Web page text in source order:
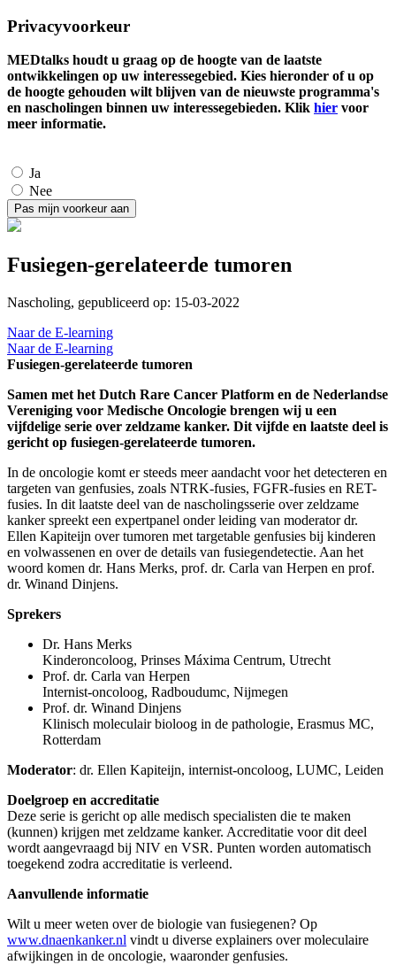
Privacyvoorkeur
MEDtalks houdt u graag op de hoogte van de laatste
ontwikkelingen op uw interessegebied. Kies hieronder of u op
de hoogte gehouden wilt blijven van de nieuwste programma's
en nascholingen binnen uw interessegebieden. Klik hier voor
meer informatie.
Ja
Nee
Fusiegen-gerelateerde tumoren
Nascholing, gepubliceerd op: 15-03-2022
Naar de E-learning
Naar de E-learning
Fusiegen-gerelateerde tumoren
Samen met het Dutch Rare Cancer Platform en de Nederlandse
Vereniging voor Medische Oncologie brengen wij u een
vijfdelige serie over zeldzame kanker. Dit vijfde en laatste deel is
gericht op fusiegen-gerelateerde tumoren.
In de oncologie komt er steeds meer aandacht voor het detecteren en
targeten van genfusies, zoals NTRK-fusies, FGFR-fusies en RET-
fusies. In dit laatste deel van de nascholingsserie over zeldzame
kanker spreekt een expertpanel onder leiding van moderator dr.
Ellen Kapiteijn over tumoren met targetable genfusies bij kinderen
en volwassenen en over de details van fusiegendetectie. Aan het
woord komen dr. Hans Merks, prof. dr. Carla van Herpen en prof.
dr. Winand Dinjens.
Sprekers
Dr. Hans Merks
Kinderoncoloog, Prinses Máxima Centrum, Utrecht
Prof. dr. Carla van Herpen
Internist-oncoloog, Radboudumc, Nijmegen
Prof. dr. Winand Dinjens
Klinisch moleculair bioloog in de pathologie, Erasmus MC,
Rotterdam
Moderator: dr. Ellen Kapiteijn, internist-oncoloog, LUMC, Leiden
Doelgroep en accreditatie
Deze serie is gericht op alle medisch specialisten die te maken
(kunnen) krijgen met zeldzame kanker. Accreditatie voor dit deel
wordt aangevraagd bij NIV en VSR. Punten worden automatisch
toegekend zodra accreditatie is verleend.
Aanvullende informatie
Wilt u meer weten over de biologie van fusiegenen? Op
www.dnaenkanker.nl vindt u diverse explainers over moleculaire
afwijkingen in de oncologie, waaronder genfusies.